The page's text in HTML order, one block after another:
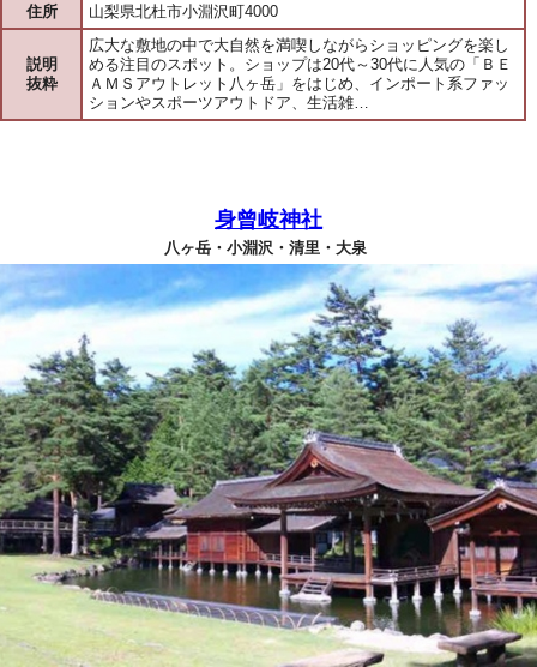
住所 山梨県北杜市小淵沢町4000
説明
抜粋
広大な敷地の中で大自然を満喫しながらショッピングを楽し
める注目のスポット。ショップは20代～30代に人気の「ＢＥ
ＡＭＳアウトレット八ヶ岳」をはじめ、インポート系ファッ
ションやスポーツアウトドア、生活雑…
身曾岐神社
八ヶ岳・小淵沢・清里・大泉